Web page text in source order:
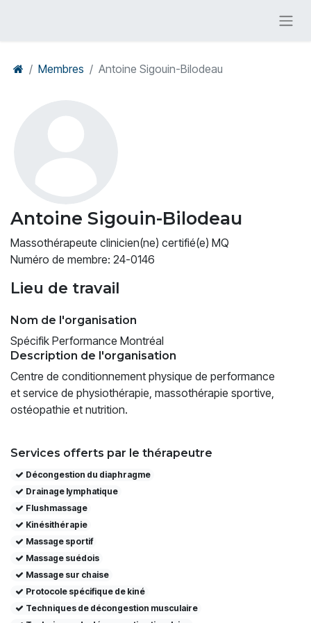
Membres Antoine Sigouin-Bilodeau
Antoine Sigouin-Bilodeau
Massothérapeute clinicien(ne) certifié(e) MQ
Numéro de membre: 24-0146
Lieu de travail
Nom de l'organisation
Spécifik Performance Montréal
Description de l'organisation
Centre de conditionnement physique de performance
et service de physiothérapie, massothérapie sportive,
ostéopathie et nutrition.
Services offerts par le thérapeutre
Décongestion du diaphragme
Drainage lymphatique
Flushmassage
Kinésithérapie
Massage sportif
Massage suédois
Massage sur chaise
Protocole spécifique de kiné
Techniques de décongestion musculaire